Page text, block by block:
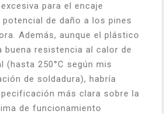
para el encaje
de daño a los pines
Además, aunque el plástico
buena resistencia al calor de
(hasta 250°C según mis
de soldadura), habría
más clara sobre la
de funcionamiento